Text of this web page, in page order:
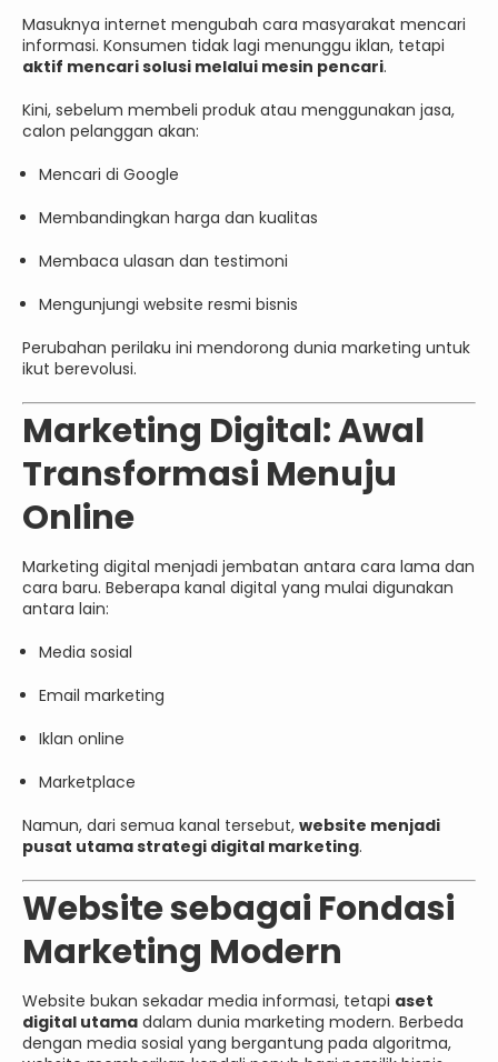
Masuknya internet mengubah cara masyarakat mencari
informasi. Konsumen tidak lagi menunggu iklan, tetapi
aktif mencari solusi melalui mesin pencari.
Kini, sebelum membeli produk atau menggunakan jasa,
calon pelanggan akan:
Mencari di Google
Membandingkan harga dan kualitas
Membaca ulasan dan testimoni
Mengunjungi website resmi bisnis
Perubahan perilaku ini mendorong dunia marketing untuk
ikut berevolusi.
Marketing Digital: Awal
Transformasi Menuju
Online
Marketing digital menjadi jembatan antara cara lama dan
cara baru. Beberapa kanal digital yang mulai digunakan
antara lain:
Media sosial
Email marketing
Iklan online
Marketplace
Namun, dari semua kanal tersebut, website menjadi
pusat utama strategi digital marketing.
Website sebagai Fondasi
Marketing Modern
Website bukan sekadar media informasi, tetapi aset
digital utama dalam dunia marketing modern. Berbeda
dengan media sosial yang bergantung pada algoritma,